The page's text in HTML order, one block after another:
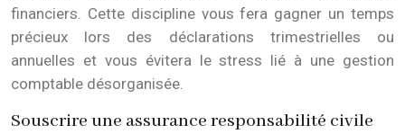
financiers. Cette discipline vous fera gagner un temps
précieux lors des déclarations trimestrielles ou
annuelles et vous évitera le stress lié à une gestion
comptable désorganisée.
Souscrire une assurance responsabilité civile